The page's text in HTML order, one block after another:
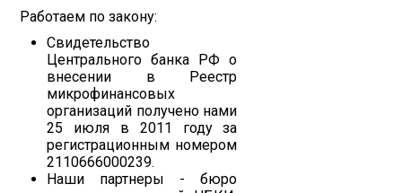
Работаем по закону:
Свидетельство
Центрального банка РФ о
внесении в Реестр
микрофинансовых
организаций получено нами
25 июля в 2011 году за
регистрационным номером
2110666000239.
Наши партнеры - бюро